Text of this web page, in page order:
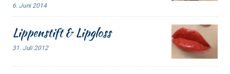
6. Juni 2014
Lippenstift & Lipgloss
31. Juli 2012